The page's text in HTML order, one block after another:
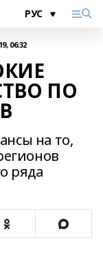
06:32
ПО
на то,
ряда